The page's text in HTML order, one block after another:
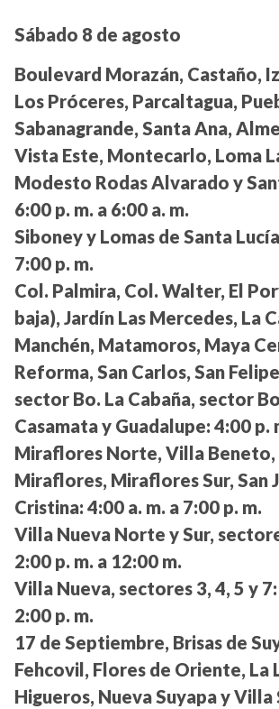
Sábado 8 de agosto
Boulevard Morazán, Castaño,
Los Próceres, Parcaltagua,
Sabanagrande, Santa Ana,
Vista Este, Montecarlo, Loma
Modesto Rodas Alvarado y
6:00 p. m. a 6:00 a. m.
Siboney y Lomas de Santa
7:00 p. m.
Col. Palmira, Col. Walter, El
baja), Jardín Las Mercedes, La
Manchén, Matamoros, Maya
Reforma, San Carlos, San
sector Bo. La Cabaña, sector
Casamata y Guadalupe: 4:00 p.
Miraflores Norte, Villa Beneto,
Miraflores, Miraflores Sur, San
Cristina: 4:00 a. m. a 7:00 p. m.
Villa Nueva Norte y Sur,
2:00 p. m. a 12:00 m.
Villa Nueva, sectores 3, 4, 5 y 7:
2:00 p. m.
17 de Septiembre, Brisas de
Fehcovil, Flores de Oriente, La
Higueros, Nueva Suyapa y Villa